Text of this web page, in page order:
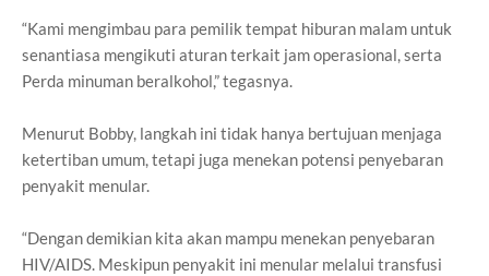
“Kami mengimbau para pemilik tempat hiburan malam untuk
senantiasa mengikuti aturan terkait jam operasional, serta
Perda minuman beralkohol,” tegasnya.
Menurut Bobby, langkah ini tidak hanya bertujuan menjaga
ketertiban umum, tetapi juga menekan potensi penyebaran
penyakit menular.
“Dengan demikian kita akan mampu menekan penyebaran
HIV/AIDS. Meskipun penyakit ini menular melalui transfusi